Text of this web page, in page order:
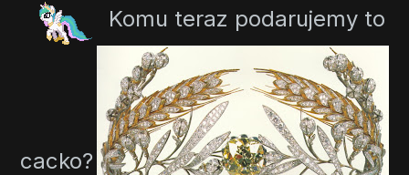
Komu teraz podarujemy to
cacko?